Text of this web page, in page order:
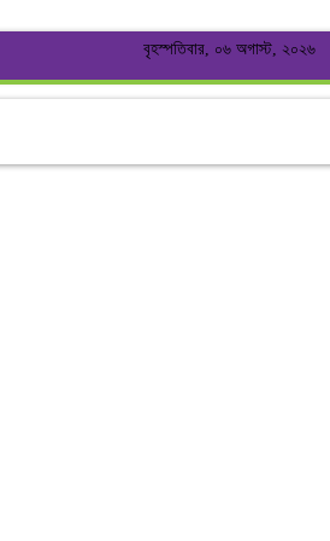
বৃহস্পতিবার, ০৬ অগাস্ট, ২০২৬